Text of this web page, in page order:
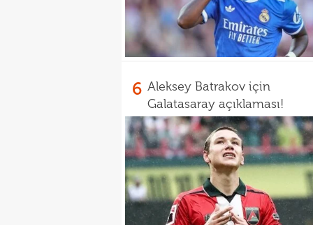
6 Aleksey Batrakov için
Galatasaray açıklaması!